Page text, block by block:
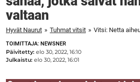
valtaan
Hyvät Naurut » Tuhmat vitsit »
TOIMITTAJA: NEWSNER
Päivitetty: elo 30, 2022, 16:10
Julkaistu: elo 30, 2022, 16:01